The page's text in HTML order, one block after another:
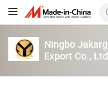
Ningbo
Export Co.,